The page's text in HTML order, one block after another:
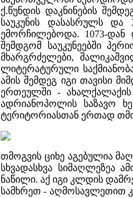
ქ.წუნდის დაკნინების
საუკუნის დასასრულს და
ემორჩილებოდა. 1073-დან
შემდგომ საუკუნეებში
მხარგრძელები,
ლიტერატურული
ამის შემდეგ იგი თავისი
ერთეულში -
ადრიანოპოლის საზავო
ტერიტორიასთან ერთად
თმოგვის ციხე აგებულია
სხვადასხვა სიმაღლეზეა
ნაწილი. აქ იგი კლდის
სამხრეთ - აღმოსავლეთით